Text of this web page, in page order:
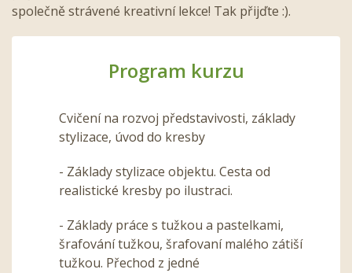
společně strávené kreativní lekce! Tak přijďte :).
Program kurzu
Cvičení na rozvoj představivosti, základy
stylizace, úvod do kresby
- Základy stylizace objektu. Cesta od
realistické kresby po ilustraci.
- Základy práce s tužkou a pastelkami,
šrafování tužkou, šrafovaní malého zátiší
tužkou. Přechod z jedné